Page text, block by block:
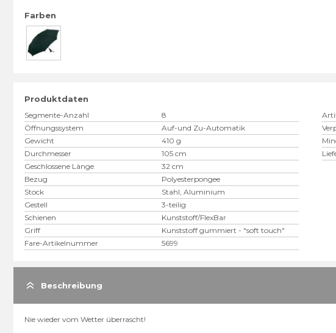
Farben
Produktdaten
Segmente-Anzahl
8
Öffnungssystem
Auf-und Zu-Automatik
Gewicht
410 g
Durchmesser
105 cm
Geschlossene Länge
32 cm
Bezug
Polyesterpongee
Stock
Stahl, Aluminium
Gestell
3-teilig
Schienen
Kunststoff/FlexBar
Griff
Kunststoff gummiert - "soft touch"
Fare-Artikelnummer
5699
Beschreibung
Nie wieder vom Wetter überrascht!